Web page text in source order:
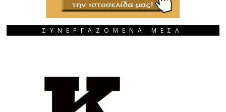
ΣΥΝΕΡΓΑΖΟΜΕΝΑ ΜΕΣΑ